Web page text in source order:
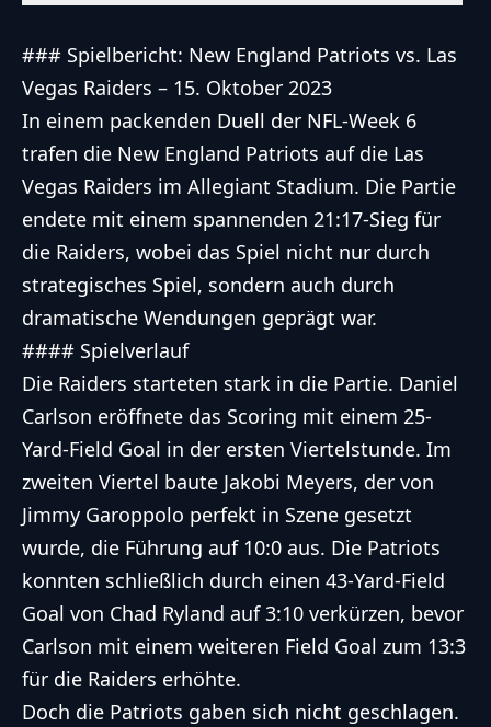
### Spielbericht: New England Patriots vs. Las
Vegas Raiders – 15. Oktober 2023
In einem packenden Duell der NFL-Week 6
trafen die New England Patriots auf die Las
Vegas Raiders im Allegiant Stadium. Die Partie
endete mit einem spannenden 21:17-Sieg für
die Raiders, wobei das Spiel nicht nur durch
strategisches Spiel, sondern auch durch
dramatische Wendungen geprägt war.
#### Spielverlauf
Die Raiders starteten stark in die Partie. Daniel
Carlson eröffnete das Scoring mit einem 25-
Yard-Field Goal in der ersten Viertelstunde. Im
zweiten Viertel baute Jakobi Meyers, der von
Jimmy Garoppolo perfekt in Szene gesetzt
wurde, die Führung auf 10:0 aus. Die Patriots
konnten schließlich durch einen 43-Yard-Field
Goal von Chad Ryland auf 3:10 verkürzen, bevor
Carlson mit einem weiteren Field Goal zum 13:3
für die Raiders erhöhte.
Doch die Patriots gaben sich nicht geschlagen.